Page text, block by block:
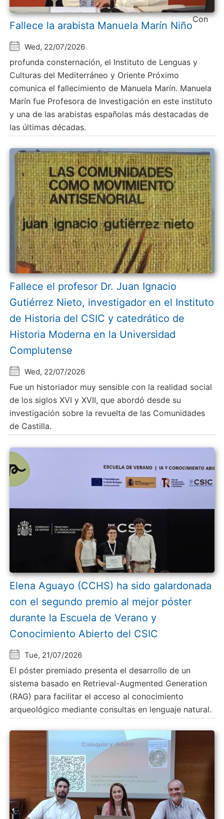
Fallece la arabista Manuela Marín Niño
Wed, 22/07/2026
Con
profunda consternación, el Instituto de Lenguas y
Culturas del Mediterráneo y Oriente Próximo
comunica el fallecimiento de Manuela Marín. Manuela
Marín fue Profesora de Investigación en este instituto
y una de las arabistas españolas más destacadas de
las últimas décadas.
Fallece el profesor Dr. Juan Ignacio
Gutiérrez Nieto, investigador en el Instituto
de Historia del CSIC y catedrático de
Historia Moderna en la Universidad
Complutense
Wed, 22/07/2026
Fue un historiador muy sensible con la realidad social
de los siglos XVI y XVII, que abordó desde su
investigación sobre la revuelta de las Comunidades
de Castilla.
Elena Aguayo (CCHS) ha sido galardonada
con el segundo premio al mejor póster
durante la Escuela de Verano y
Conocimiento Abierto del CSIC
Tue, 21/07/2026
El póster premiado presenta el desarrollo de un
sistema basado en Retrieval-Augmented Generation
(RAG) para facilitar el acceso al conocimiento
arqueológico mediante consultas en lenguaje natural.